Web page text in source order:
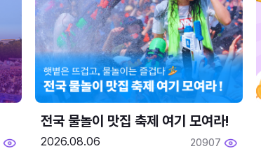
전국 물놀이 맛집 축제 여기 모여라!
2026.08.06 20907